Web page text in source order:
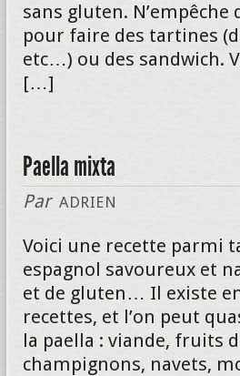
sans gluten. N’empêche
pour faire des tartines
etc…) ou des sandwich.
[…]
Paella mixta
Par ADRIEN
Voici une recette parmi
espagnol savoureux et
et de gluten… Il existe
recettes, et l’on peut
la paella : viande, fruits
champignons, navets,